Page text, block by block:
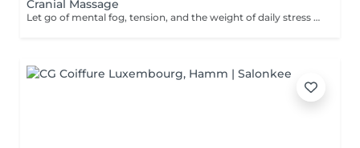
Cranial Massage
Let go of mental fog, tension, and the weight of daily stress with the Cranial Clarity Ritual calming head massage designed to clear your mind and soothe your nervous system. Through gentle pressure, intuitive touch, and mindful pacing, this ritual helps release built-up tension in the scalp, jaw, temples, and neck while encouraging deep mental stillness. This treatment is perfect for those seeking relief from headaches, mental fatigue, or emotional overload. Leave feeling lighter, clearer, and more groundedwith a renewed sense of mental space and inner serenity. For further questions please contact us.